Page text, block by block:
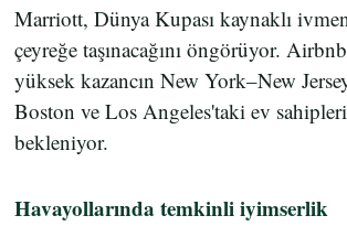
Marriott, Dünya Kupası kaynaklı
çeyreğe taşınacağını öngörüyor.
yüksek kazancın New York–New
Boston ve Los Angeles'taki ev
bekleniyor.
Havayollarında temkinli iyimserlik